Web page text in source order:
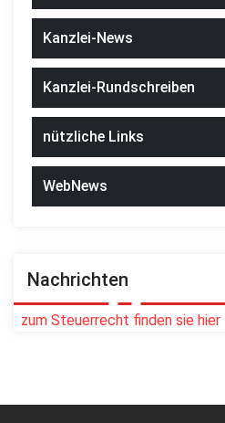
Kanzlei-News
Kanzlei-Rundschreiben
nützliche Links
WebNews
Nachrichten
zum Steuerrecht finden sie hier